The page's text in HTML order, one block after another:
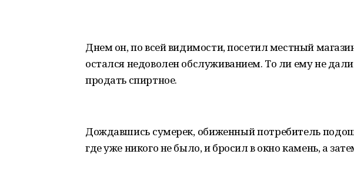
Днем он, по всей видимости, посетил местный
остался недоволен обслуживанием. То ли ему не
продать спиртное.
Дождавшись сумерек, обиженный потребитель
где уже никого не было, и бросил в окно камень, а